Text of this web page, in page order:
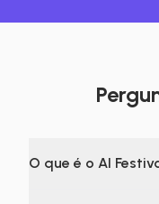
O que é o AI